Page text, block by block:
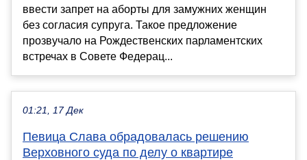
ввести запрет на аборты для замужних женщин
без согласия супруга. Такое предложение
прозвучало на Рождественских парламентских
встречах в Совете Федерац...
01:21, 17 Дек
Певица Слава обрадовалась решению
Верховного суда по делу о квартире